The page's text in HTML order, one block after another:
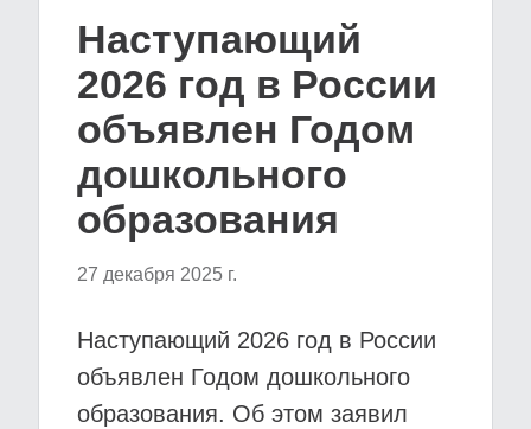
Наступающий
2026 год в России
объявлен Годом
дошкольного
образования
27 декабря 2025 г.
Наступающий 2026 год в России
объявлен Годом дошкольного
образования. Об этом заявил